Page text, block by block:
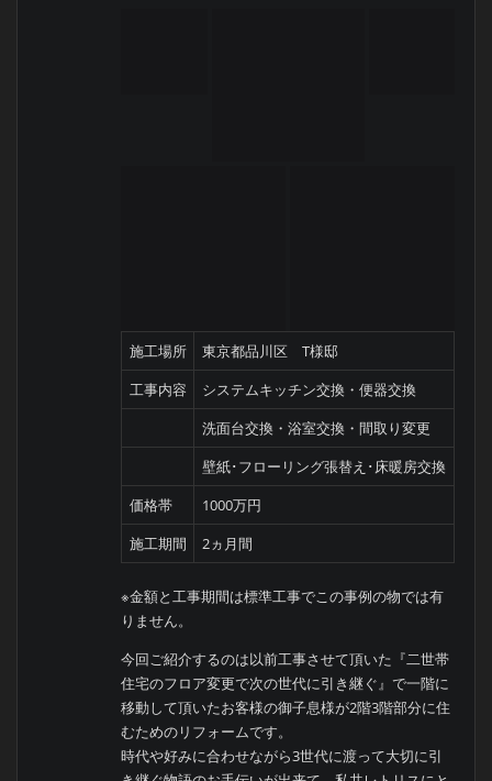
施工場所
東京都品川区 T様邸
工事内容
システムキッチン交換・便器交換
洗面台交換・浴室交換・間取り変更
壁紙･フローリング張替え･床暖房交換
価格帯
1000万円
施工期間
2ヵ月間
※金額と工事期間は標準工事でこの事例の物では有
りません。
今回ご紹介するのは以前工事させて頂いた『二世帯
住宅のフロア変更で次の世代に引き継ぐ』で一階に
移動して頂いたお客様の御子息様が2階3階部分に住
むためのリフォームです。
時代や好みに合わせながら3世代に渡って大切に引